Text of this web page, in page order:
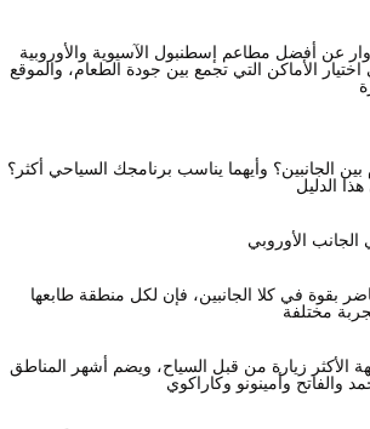
عن أفضل مطاعم إسطنبول الآسيوية والأوروبية
الأماكن التي تجمع بين جودة الطعام، والموقع
الجانبين؟ وأيهما يناسب برنامجك السياحي أكثر؟
الأوروبي
بقوة في كلا الجانبين، فإن لكل منطقة طابعها
مختلفة
الأكثر زيارة من قبل السياح، ويضم أشهر المناطق
والفاتح وأمينونو وكاراكوي